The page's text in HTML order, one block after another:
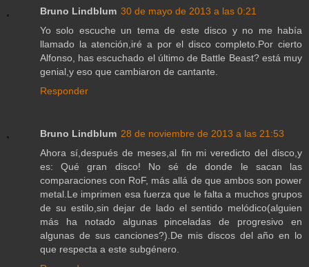
Bruno Lindblum 30 de mayo de 2013 a las 0:21
Yo solo escuche un tema de este disco y no me había
llamado la atención,iré a por el disco completo.Por cierto
Alfonso, has escuchado el último de Battle Beast? está muy
genial,y eso que cambiaron de cantante.
Responder
Bruno Lindblum 28 de noviembre de 2013 a las 21:53
Ahora sí,después de meses,al fin mi veredicto del disco,y
es: Qué gran disco! No sé de donde le sacan las
comparaciones con RoF, más allá de que ambos son power
metal.Le imprimen esa fuerza que le falta a muchos grupos
de su estilo,sin dejar de lado el sentido melódico(alguien
más ha notado algunas pinceladas de progresivo en
algunas de sus canciones?).De mis discos del año en lo
que respecta a este subgénero.